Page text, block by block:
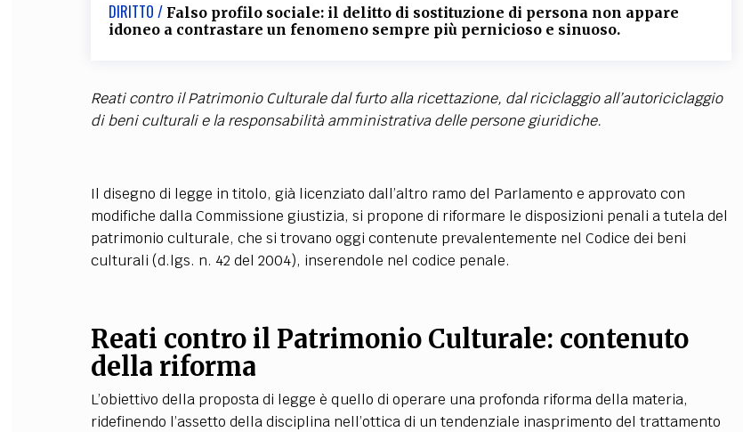
DIRITTO / Falso profilo sociale: il delitto di sostituzione di persona non appare
idoneo a contrastare un fenomeno sempre più pernicioso e sinuoso.
Reati contro il Patrimonio Culturale dal furto alla ricettazione, dal riciclaggio all’autoriciclaggio
di beni culturali e la responsabilità amministrativa delle persone giuridiche.
Il disegno di legge in titolo, già licenziato dall’altro ramo del Parlamento e approvato con
modifiche dalla Commissione giustizia, si propone di riformare le disposizioni penali a tutela del
patrimonio culturale, che si trovano oggi contenute prevalentemente nel Codice dei beni
culturali (d.lgs. n. 42 del 2004), inserendole nel codice penale.
Reati contro il Patrimonio Culturale: contenuto
della riforma
L’obiettivo della proposta di legge è quello di operare una profonda riforma della materia,
ridefinendo l’assetto della disciplina nell’ottica di un tendenziale inasprimento del trattamento